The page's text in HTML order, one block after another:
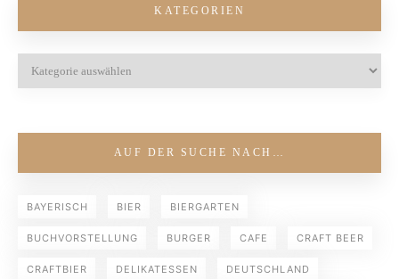
KATEGORIEN
AUF DER SUCHE NACH…
BAYERISCH BIER BIERGARTEN
BUCHVORSTELLUNG BURGER CAFE CRAFT BEER
CRAFTBIER DELIKATESSEN DEUTSCHLAND